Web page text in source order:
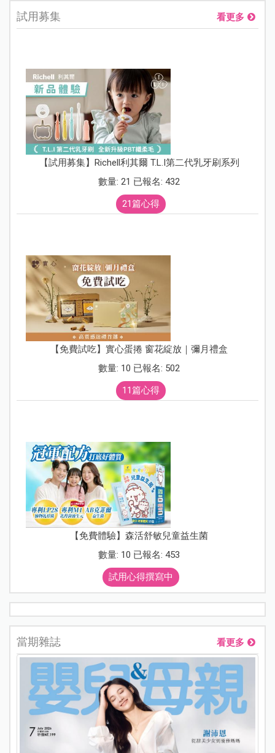
試用募集 看更多
【試用募集】Richell利其爾 T.L.I第二代乳牙刷系列
數量: 21 已報名: 432
21篇心得
【免費試吃】實心蛋捲 窗花綻放｜彌月禮盒
數量: 10 已報名: 502
11篇心得
【免費體驗】森活舒敏兒童益生菌
數量: 10 已報名: 453
試用心得撰寫中
當期雜誌 看更多